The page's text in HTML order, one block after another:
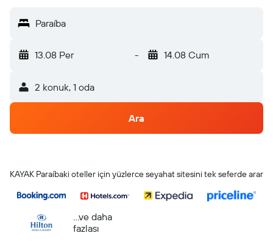
Paraíba
13.08 Per - 14.08 Cum
2 konuk, 1 oda
Ara
KAYAK Paraíbaki oteller için yüzlerce seyahat sitesini tek seferde arar
...ve daha
fazlası